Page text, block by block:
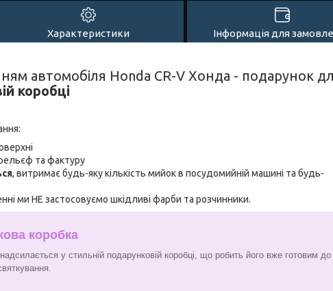
Характеристики Інформація для
автомобіля Honda CR-V Хонда - подарунок
коробці
та фактуру
, витримає будь-яку кількість мийок в посудомийній машині та будь-
ми НЕ застосовуємо шкідливі фарби та розчинники.
коробка
у стильній подарунковій коробці, що робить його вже готовим до